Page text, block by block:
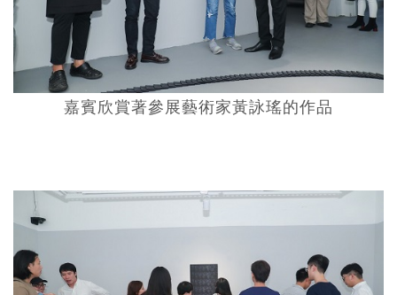
嘉賓欣賞著參展藝術家黃詠瑤的作品